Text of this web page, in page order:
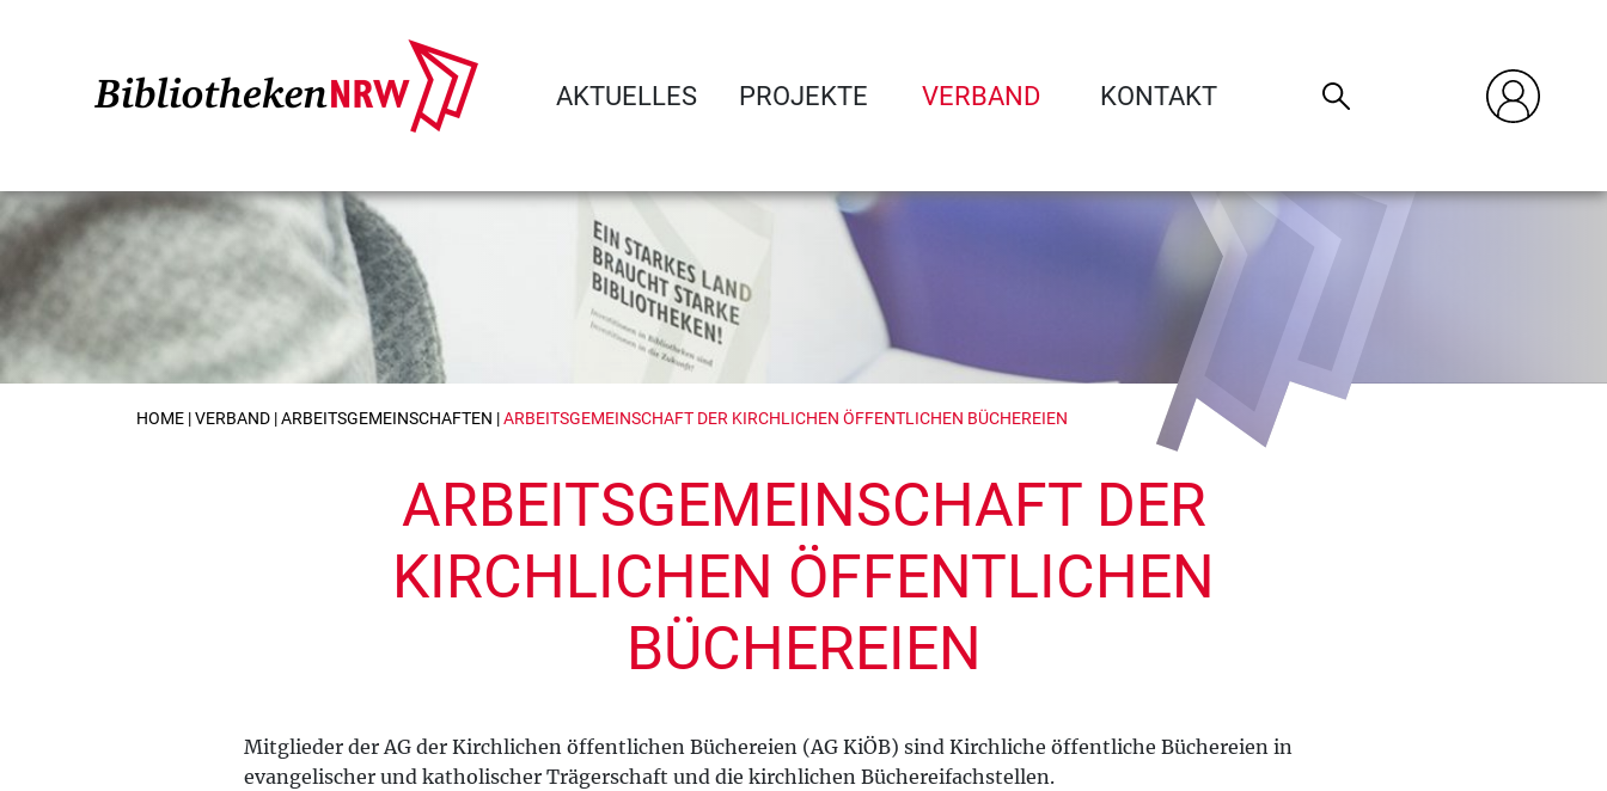
AKTUELLES PROJEKTE VERBAND KONTAKT
HOME |VERBAND |ARBEITS­GEMEINSCHAFTEN |ARBEITS­GEMEINSCHAFT DER KIRCHLICHEN ÖFFENTLICHEN BÜCHEREIEN
ARBEITS­GEMEINSCHAFT DER
KIRCHLICHEN ÖFFENTLICHEN
BÜCHEREIEN
Mitglieder der AG der Kirchlichen öffentlichen Büchereien (AG KiÖB) sind Kirchliche öffentliche Büchereien in
evangelischer und katholischer Trägerschaft und die kirchlichen Büchereifachstellen.